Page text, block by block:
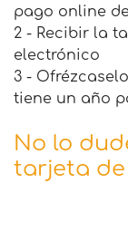
pago online
2 - Recibir la
electrónico
3 -
tiene un año
No lo
tarjeta